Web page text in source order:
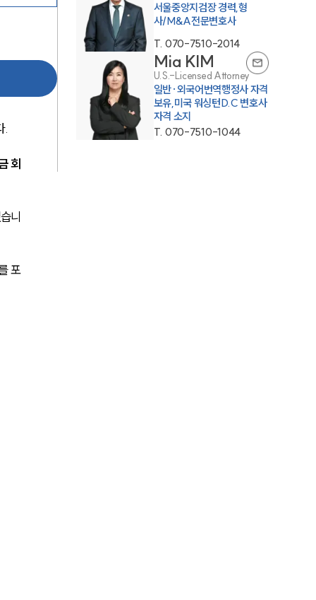
센터소개
센터소개
.
회
니
포
서울중앙지검장 경력,형
사/M&A전문변호사
T. 070-7510-2014
Mia KIM
U.S.-Licensed Attorney
일반·외국어번역행정사 자격
보유,미국 워싱턴D.C 변호사
자격 소지
T. 070-7510-1044